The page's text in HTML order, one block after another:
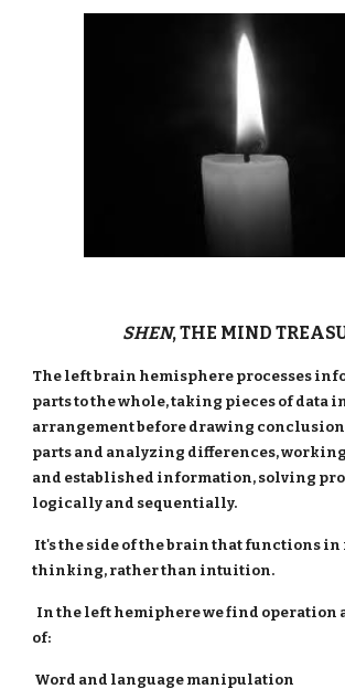
SHEN, THE MIND
The left brain hemisphere processes
parts to the whole, taking pieces of data
arrangement before drawing
parts and analyzing differences,
and established information, solving
logically and sequentially.
It's the side of the brain that functions
thinking, rather than intuition.
In the left hemiphere we find operation
of:
Word and language manipulation